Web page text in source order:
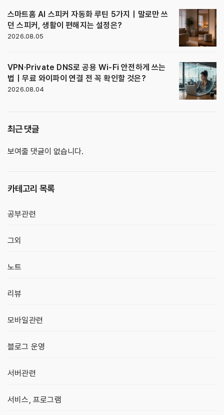
스마트홈 AI 스피커 자동화 루틴 5가지｜말로만 쓰
던 스피커, 생활이 편해지는 설정은?
2026.08.05
VPN·Private DNS로 공용 Wi-Fi 안전하게 쓰는
법｜무료 와이파이 연결 전 꼭 확인할 것은?
2026.08.04
최근 댓글
보여줄 댓글이 없습니다.
카테고리 목록
공부관련
그외
노트
리뷰
모바일관련
블로그 운영
서버관련
서비스, 프로그램